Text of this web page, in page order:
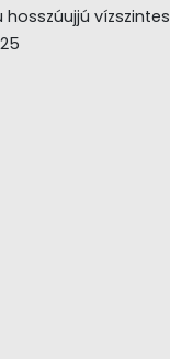
hosszúujjú vízszintes